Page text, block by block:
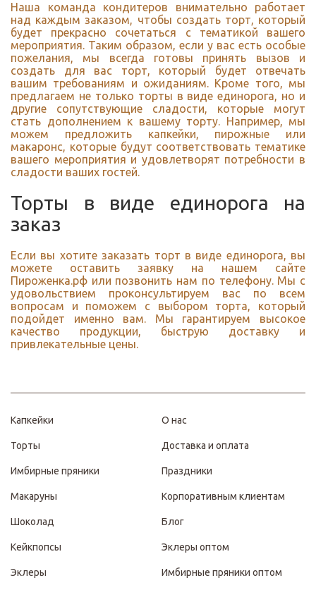
Наша команда кондитеров внимательно работает
над каждым заказом, чтобы создать торт, который
будет прекрасно сочетаться с тематикой вашего
мероприятия. Таким образом, если у вас есть особые
пожелания, мы всегда готовы принять вызов и
создать для вас торт, который будет отвечать
вашим требованиям и ожиданиям. Кроме того, мы
предлагаем не только торты в виде единорога, но и
другие сопутствующие сладости, которые могут
стать дополнением к вашему торту. Например, мы
можем предложить капкейки, пирожные или
макаронс, которые будут соответствовать тематике
вашего мероприятия и удовлетворят потребности в
сладости ваших гостей.
Торты в виде единорога на
заказ
Если вы хотите заказать торт в виде единорога, вы
можете оставить заявку на нашем сайте
Пироженка.рф или позвонить нам по телефону. Мы с
удовольствием проконсультируем вас по всем
вопросам и поможем с выбором торта, который
подойдет именно вам. Мы гарантируем высокое
качество продукции, быструю доставку и
привлекательные цены.
Капкейки
Торты
Имбирные пряники
Макаруны
Шоколад
Кейкпопсы
Эклеры
О нас
Доставка и оплата
Праздники
Корпоративным клиентам
Блог
Эклеры оптом
Имбирные пряники оптом